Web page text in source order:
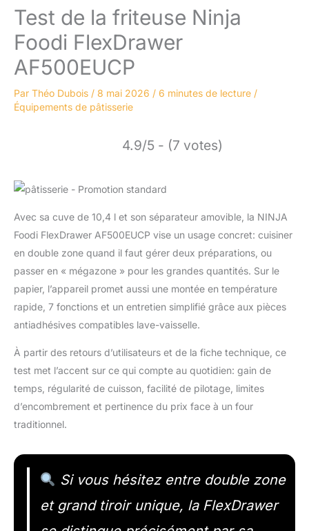
Test de la friteuse Ninja
Foodi FlexDrawer
AF500EUCP
Par Théo Dubois / 8 mai 2026 / 6 minutes de lecture /
Équipements de pâtisserie
4.9/5 - (7 votes)
Avec sa cuve de 10,4 l et son séparateur amovible, la NINJA
Foodi FlexDrawer AF500EUCP vise un usage concret: cuisiner
en double zone quand il faut gérer deux préparations, ou
passer en « mégazone » pour les grandes quantités. Sur le
papier, l’appareil promet aussi une montée en température
rapide, 7 fonctions et un entretien simplifié grâce aux pièces
antiadhésives compatibles lave-vaisselle.
À partir des retours d’utilisateurs et de la fiche technique, ce
test met l’accent sur ce qui compte au quotidien: gain de
temps, régularité de cuisson, facilité de pilotage, limites
d’encombrement et pertinence du prix face à un four
traditionnel.
Si vous hésitez entre double zone
et grand tiroir unique, la FlexDrawer